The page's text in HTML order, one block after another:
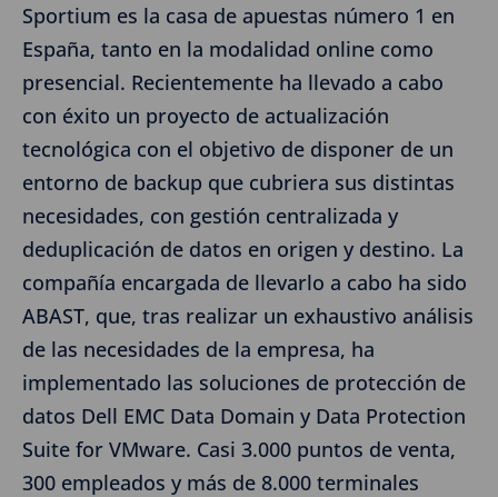
Sportium es la casa de apuestas número 1 en
España, tanto en la modalidad online como
presencial. Recientemente ha llevado a cabo
con éxito un proyecto de actualización
tecnológica con el objetivo de disponer de un
entorno de backup que cubriera sus distintas
necesidades, con gestión centralizada y
deduplicación de datos en origen y destino. La
compañía encargada de llevarlo a cabo ha sido
ABAST, que, tras realizar un exhaustivo análisis
de las necesidades de la empresa, ha
implementado las soluciones de protección de
datos Dell EMC Data Domain y Data Protection
Suite for VMware. Casi 3.000 puntos de venta,
300 empleados y más de 8.000 terminales